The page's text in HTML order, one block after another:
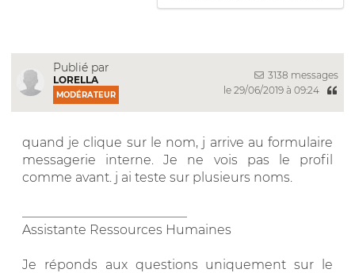
Publié par
LORELLA
MODÉRATEUR
3138 messages
le 29/06/2019 à 09:24
quand je clique sur le nom, j arrive au formulaire
messagerie interne. Je ne vois pas le profil
comme avant. j ai teste sur plusieurs noms.
Assistante Ressources Humaines
Je réponds aux questions uniquement sur le